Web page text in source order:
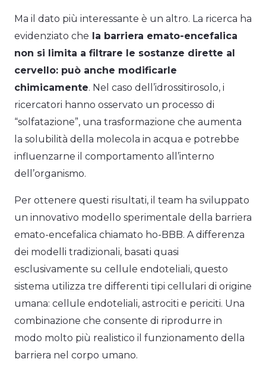
Ma il dato più interessante è un altro. La ricerca ha
evidenziato che la barriera emato-encefalica
non si limita a filtrare le sostanze dirette al
cervello: può anche modificarle
chimicamente. Nel caso dell’idrossitirosolo, i
ricercatori hanno osservato un processo di
“solfatazione”, una trasformazione che aumenta
la solubilità della molecola in acqua e potrebbe
influenzarne il comportamento all’interno
dell’organismo.
Per ottenere questi risultati, il team ha sviluppato
un innovativo modello sperimentale della barriera
emato-encefalica chiamato ho-BBB. A differenza
dei modelli tradizionali, basati quasi
esclusivamente su cellule endoteliali, questo
sistema utilizza tre differenti tipi cellulari di origine
umana: cellule endoteliali, astrociti e periciti. Una
combinazione che consente di riprodurre in
modo molto più realistico il funzionamento della
barriera nel corpo umano.